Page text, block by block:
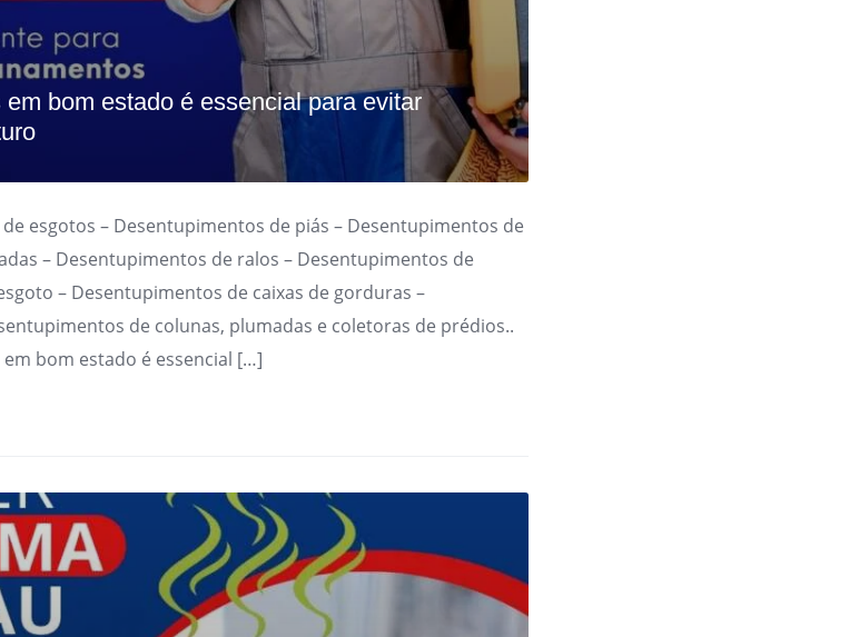
bom estado é essencial para evitar
esgotos – Desentupimentos de piás – Desentupimentos de
– Desentupimentos de ralos – Desentupimentos de
– Desentupimentos de caixas de gorduras –
de colunas, plumadas e coletoras de prédios..
bom estado é essencial […]